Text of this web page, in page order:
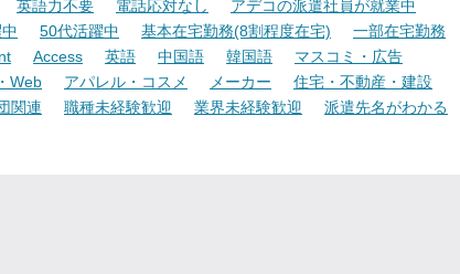
英語力不要 電話応対なし
アデコの派遣社員が就業中
50代活躍中 基本在宅勤務(8割程度在宅)
一部在宅勤務
Access 英語 中国語 韓国語
マスコミ・広告
Web アパレル・コスメ メーカー
住宅・不動産・建設
関連 職種未経験歓迎 業界未経験歓迎
派遣先名がわかる